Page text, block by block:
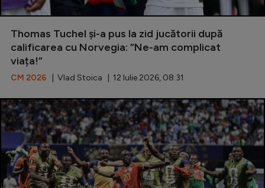
Fotbal feminin
Special
Diverse
Inedit
Clasamente
Champions League
Europa League
Thomas Tuchel și-a pus la zid jucătorii după
calificarea cu Norvegia: ”Ne-am complicat
viața!”
CM 2026 | Vlad Stoica | 12 Iulie 2026, 08:31